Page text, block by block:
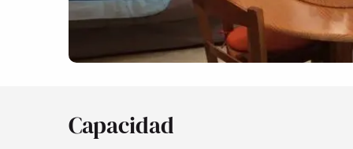
Capacidad